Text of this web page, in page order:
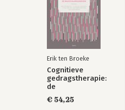
Erik ten Broeke
Cognitieve
gedragstherapie:
de
basisvaardigheden
(herziening)
€ 54,25